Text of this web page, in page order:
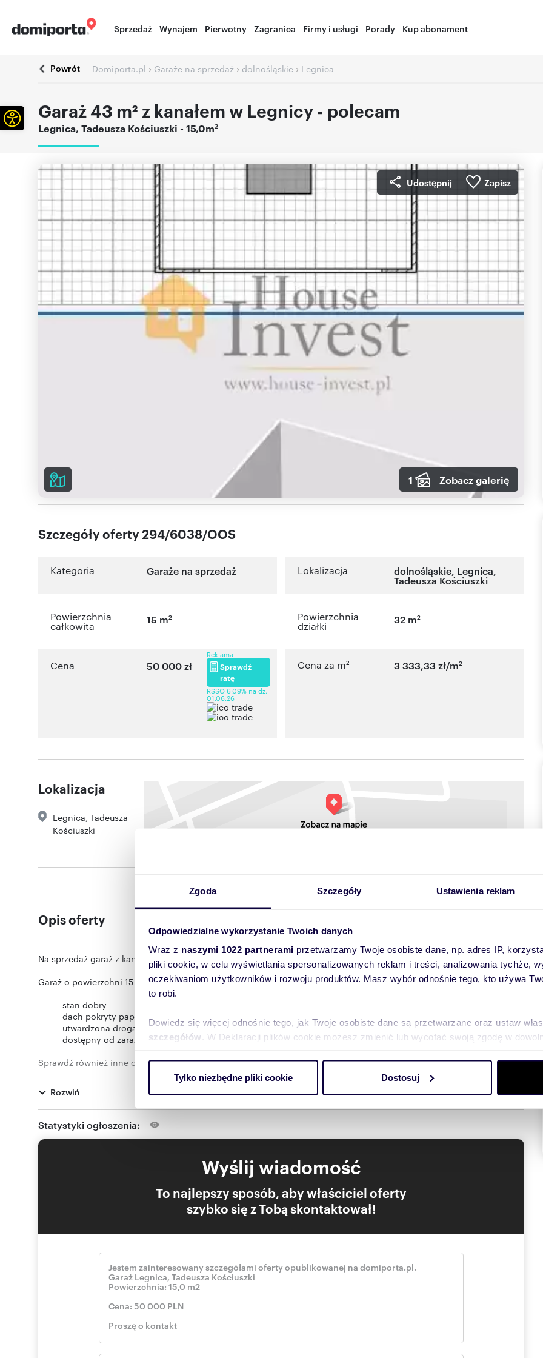
Zgoda Szczegóły Ustawienia reklam
Odpowiedzialne wykorzystanie Twoich danych
Wraz z naszymi 1022 partnerami przetwarzamy Twoje osobiste dane, np. adres IP,
pliki cookie, w celu wyświetlania spersonalizowanych reklam i treści, analizowania tychże,
oczekiwaniom użytkowników i rozwoju produktów. Masz wybór odnośnie tego, kto używa
to robi.
Dowiedz się więcej odnośnie tego, jak Twoje osobiste dane są przetwarzane oraz ustaw
szczegółów . W Deklaracji plików cookie możesz zmienić lub wycofać swoją zgodę w
ruch w naszej witrynie. Informacje o tym, jak korzystasz z naszej witryny, udostępniamy
reklamowym i analitycznym. Partnerzy mogą połączyć te informacje z innymi danymi
uzyskanymi podczas korzystania z ich usług.
Tylko niezbędne pliki cookie Dostosuj
Sprzedaż Wynajem Pierwotny Zagranica Firmy i usługi Porady Kup abonament
Powrót Domiporta.pl › Garaże na sprzedaż › dolnośląskie › Legnica
Garaż 43 m² z kanałem w Legnicy - polecam
Legnica, Tadeusza Kościuszki - 15,0m2
Udostępnij Zapisz
1 Zobacz galerię
Szczegóły oferty 294/6038/OOS
Kategoria Garaże na sprzedaż Lokalizacja dolnośląskie, Legnica,
Tadeusza Kościuszki
Powierzchnia
całkowita
15 m2 Powierzchnia
działki
32 m2
Cena 50 000 zł
Reklama
Sprawdź
ratę
RSSO 6,09% na dz.
01.06.26
Cena za m2 3 333,33 zł/m2
Lokalizacja
Legnica, Tadeusza
Kościuszki
Opis oferty
Na sprzedaż garaż z kanałem – Legnica, okolice ul. Kościuszki/Monterska
Garaż o powierzchni 15 m², położony w Legnicy w okolicy ulicy Kościuszki.
stan dobry
dach pokryty papą
utwardzona droga dojazdowa
dostępny od zaraz
Sprawdź również inne oferty na naszej stronie firmowej
Z nami otrzymasz najkorzystniejszy kredyt na zakup nieruchomości!
BEZPŁATNIE porównaj swoją ofertę przed podpisaniem umowy kredytowej!
Uzyskaj do 10% rabatu z programem House Invest PROFIT!
Rabaty min. w Leroy Merlin, Domino, Biuro Projektowe, i wiele innych.
Ogłoszenie nie stanowi oferty w rozumieniu przepisów Kodeksu Cywilnego a dane w nim zawarte mają jedynie
charakter informacyjny i mogą ulegać zmianie.
Numer oferty: 294/6038/OOS
Rozwiń
Statystyki ogłoszenia:
Wyślij wiadomość
To najlepszy sposób, aby właściciel oferty
szybko się z Tobą skontaktował!
Otwórz pasek narzędzi